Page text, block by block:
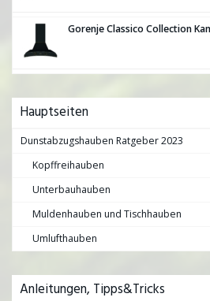
Gorenje Classico Collection
Hauptseiten
Dunstabzugshauben Ratgeber 2023
Kopffreihauben
Unterbauhauben
Muldenhauben und Tischhauben
Umlufthauben
Anleitungen, Tipps&Tricks